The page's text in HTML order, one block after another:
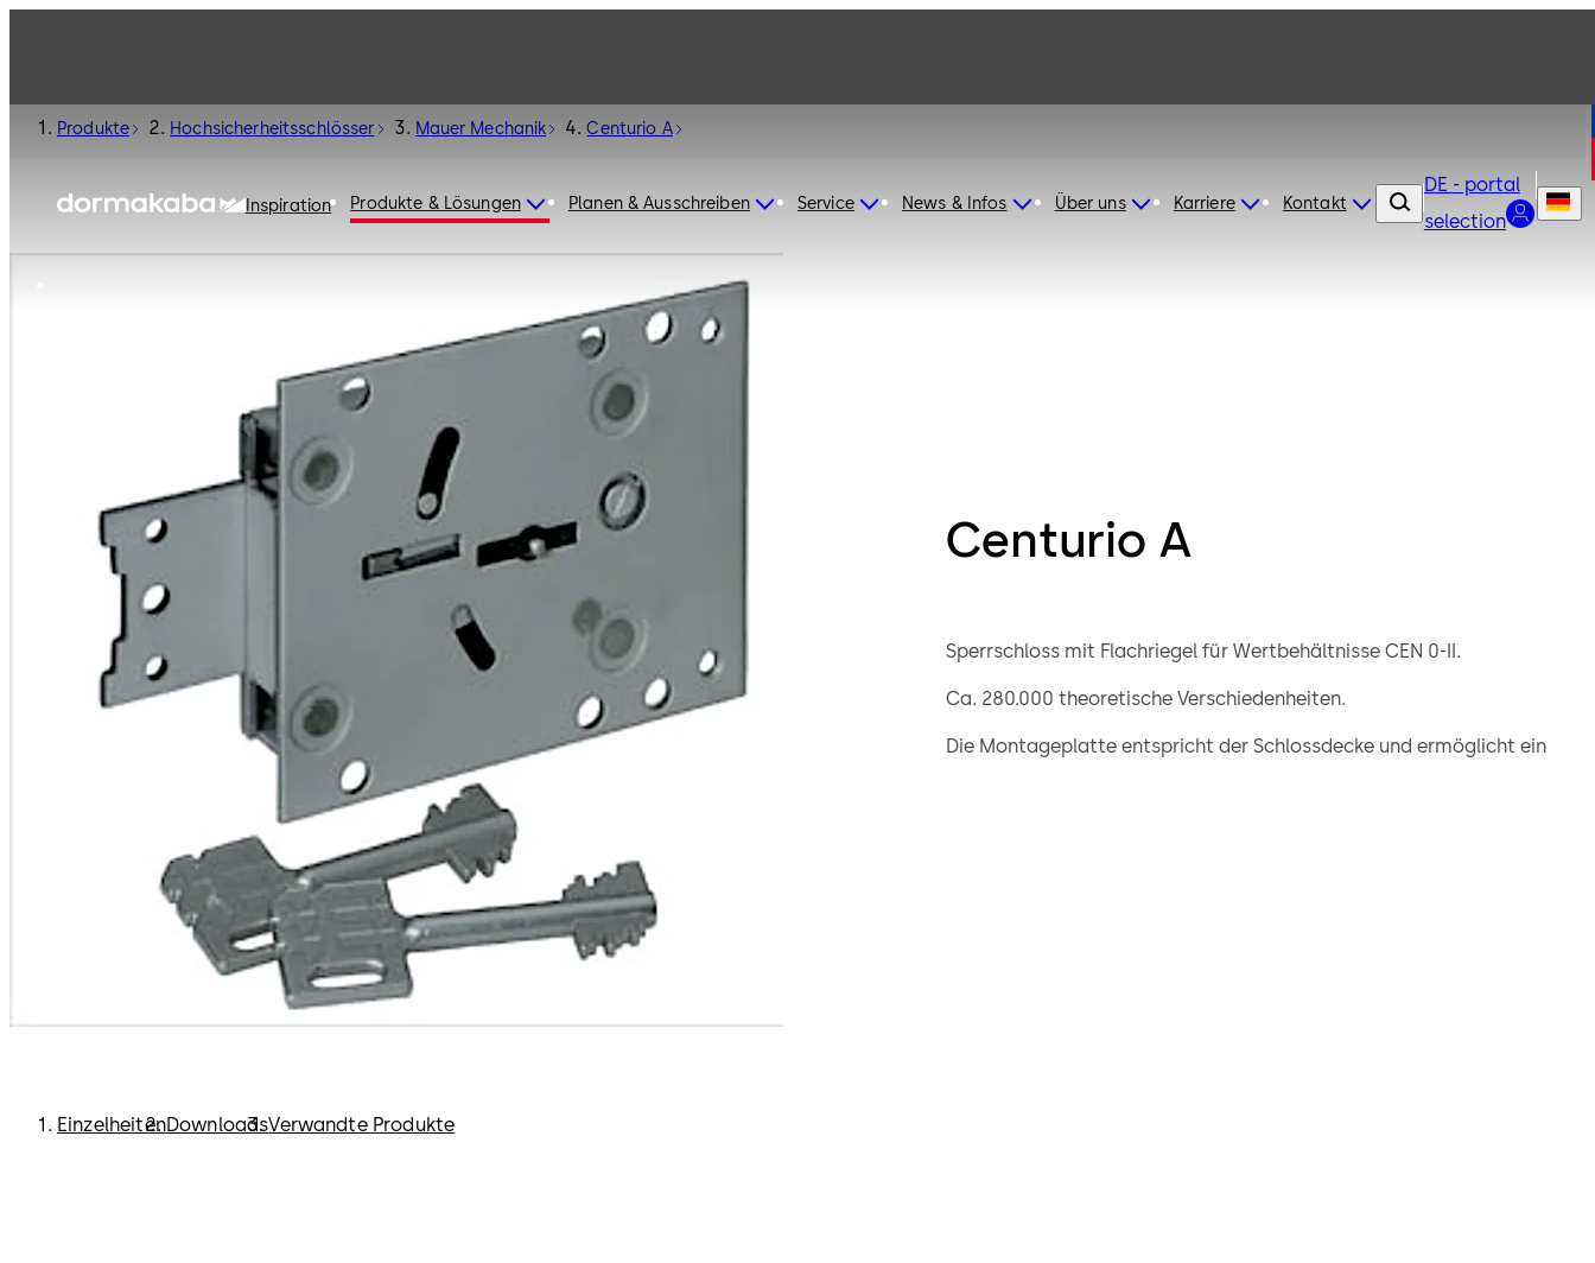
Inspiration Produkte & Lösungen Planen & Ausschreiben Service News & Infos Über uns Karriere Kontakt
DE - portal
selection
Produkte Hochsicherheitsschlösser Mauer Mechanik Centurio A
Centurio A
Sperrschloss mit Flachriegel für Wertbehältnisse CEN 0-II.
Ca. 280.000 theoretische Verschiedenheiten.
Die Montageplatte entspricht der Schlossdecke und ermöglicht ein
EinzelheitenDownloadsVerwandte Produkte